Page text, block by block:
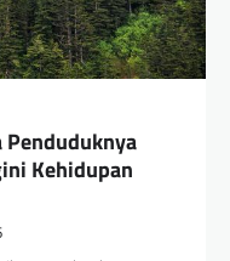
Kehidupan